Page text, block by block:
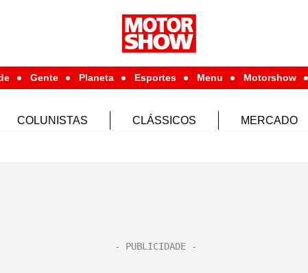
Gente Planeta Esportes Menu Motorshow
COLUNISTAS CLÁSSICOS MERCADO